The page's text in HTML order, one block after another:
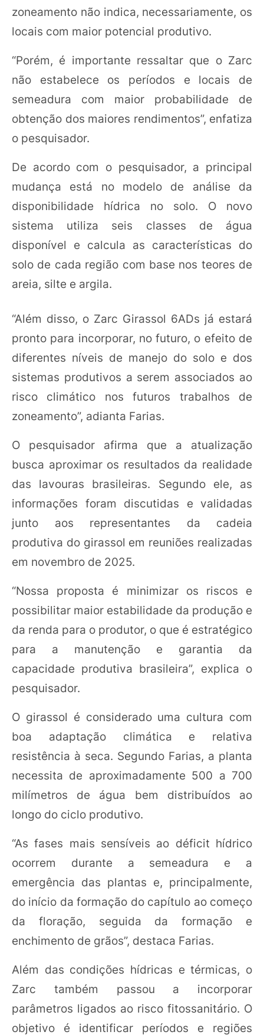
zoneamento não indica, necessariamente, os
locais com maior potencial produtivo.
“Porém, é importante ressaltar que o Zarc
não estabelece os períodos e locais de
semeadura com maior probabilidade de
obtenção dos maiores rendimentos”, enfatiza
o pesquisador.
De acordo com o pesquisador, a principal
mudança está no modelo de análise da
disponibilidade hídrica no solo. O novo
sistema utiliza seis classes de água
disponível e calcula as características do
solo de cada região com base nos teores de
areia, silte e argila.
“Além disso, o Zarc Girassol 6ADs já estará
pronto para incorporar, no futuro, o efeito de
diferentes níveis de manejo do solo e dos
sistemas produtivos a serem associados ao
risco climático nos futuros trabalhos de
zoneamento”, adianta Farias.
O pesquisador afirma que a atualização
busca aproximar os resultados da realidade
das lavouras brasileiras. Segundo ele, as
informações foram discutidas e validadas
junto aos representantes da cadeia
produtiva do girassol em reuniões realizadas
em novembro de 2025.
“Nossa proposta é minimizar os riscos e
possibilitar maior estabilidade da produção e
da renda para o produtor, o que é estratégico
para a manutenção e garantia da
capacidade produtiva brasileira”, explica o
pesquisador.
O girassol é considerado uma cultura com
boa adaptação climática e relativa
resistência à seca. Segundo Farias, a planta
necessita de aproximadamente 500 a 700
milímetros de água bem distribuídos ao
longo do ciclo produtivo.
“As fases mais sensíveis ao déficit hídrico
ocorrem durante a semeadura e a
emergência das plantas e, principalmente,
do início da formação do capítulo ao começo
da floração, seguida da formação e
enchimento de grãos”, destaca Farias.
Além das condições hídricas e térmicas, o
Zarc também passou a incorporar
parâmetros ligados ao risco fitossanitário. O
objetivo é identificar períodos e regiões